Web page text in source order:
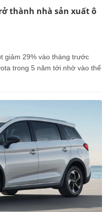
thành nhà sản xuất ô
giảm 29% vào tháng trước
trong 5 năm tới nhờ vào thế